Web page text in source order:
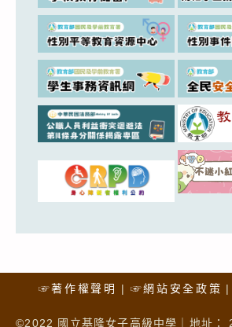
☞著作權聲明 ☞網站安全政策
©2022 國立基隆女子高級中學｜地址：